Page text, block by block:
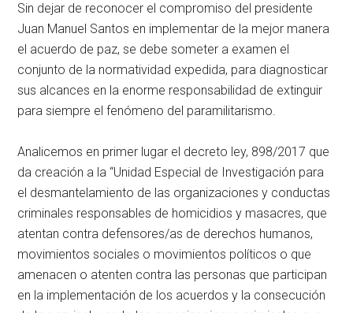
Sin dejar de reconocer el compromiso del presidente
Juan Manuel Santos en implementar de la mejor manera
el acuerdo de paz, se debe someter a examen el
conjunto de la normatividad expedida, para diagnosticar
sus alcances en la enorme responsabilidad de extinguir
para siempre el fenómeno del paramilitarismo.
Analicemos en primer lugar el decreto ley, 898/2017 que
da creación a la “Unidad Especial de Investigación para
el desmantelamiento de las organizaciones y conductas
criminales responsables de homicidios y masacres, que
atentan contra defensores/as de derechos humanos,
movimientos sociales o movimientos políticos o que
amenacen o atenten contra las personas que participan
en la implementación de los acuerdos y la consecución